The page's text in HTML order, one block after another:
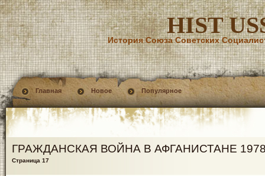
HIST
История Союза Советских
Главная Новое Популярное
ГРАЖДАНСКАЯ ВОЙНА В АФГАНИСТАНЕ 1978-
Страница 17